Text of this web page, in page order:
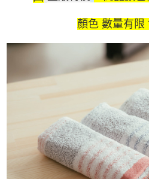
每筆NT$90，滿NT$999(含以上)免運
顏色 數量有限